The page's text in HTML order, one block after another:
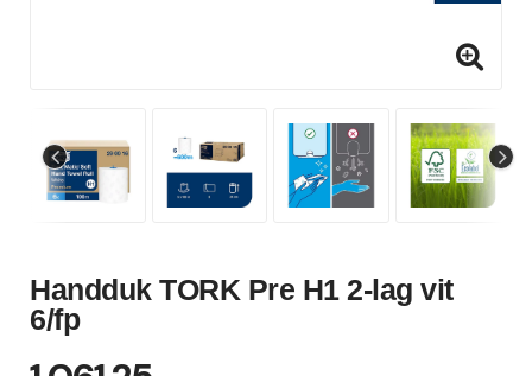
Handduk TORK Pre H1 2-lag vit
6/fp